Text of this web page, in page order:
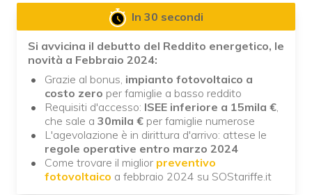
In 30 secondi
Si avvicina il debutto del Reddito energetico, le
novità a Febbraio 2024:
Grazie al bonus, impianto fotovoltaico a
costo zero per famiglie a basso reddito
Requisiti d'accesso: ISEE inferiore a 15mila €,
che sale a 30mila € per famiglie numerose
L'agevolazione è in dirittura d'arrivo: attese le
regole operative entro marzo 2024
Come trovare il miglior preventivo
fotovoltaico a febbraio 2024 su SOStariffe.it